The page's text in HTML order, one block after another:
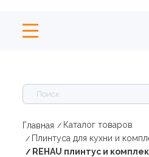
Главная
Каталог товаров
Плинтуса для кухни и
REHAU плинтус и